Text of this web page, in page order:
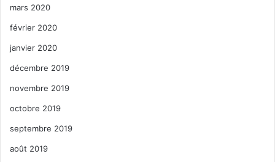
mars 2020
février 2020
janvier 2020
décembre 2019
novembre 2019
octobre 2019
septembre 2019
août 2019